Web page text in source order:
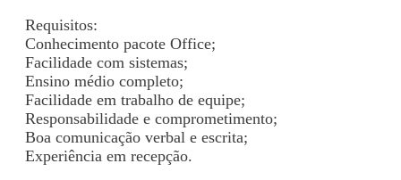
Requisitos:
Conhecimento pacote Office;
Facilidade com sistemas;
Ensino médio completo;
Facilidade em trabalho de equipe;
Responsabilidade e comprometimento;
Boa comunicação verbal e escrita;
Experiência em recepção.